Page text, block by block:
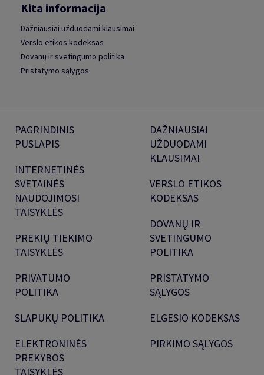
Kita informacija
Dažniausiai užduodami klausimai
Verslo etikos kodeksas
Dovanų ir svetingumo politika
Pristatymo sąlygos
PAGRINDINIS
PUSLAPIS
INTERNETINĖS
SVETAINĖS
NAUDOJIMOSI
TAISYKLĖS
PREKIŲ TIEKIMO
TAISYKLĖS
PRIVATUMO
POLITIKA
SLAPUKŲ POLITIKA
ELEKTRONINĖS
PREKYBOS
TAISYKLĖS
DAŽNIAUSIAI
UŽDUODAMI
KLAUSIMAI
VERSLO ETIKOS
KODEKSAS
DOVANŲ IR
SVETINGUMO
POLITIKA
PRISTATYMO
SĄLYGOS
ELGESIO KODEKSAS
PIRKIMO SĄLYGOS